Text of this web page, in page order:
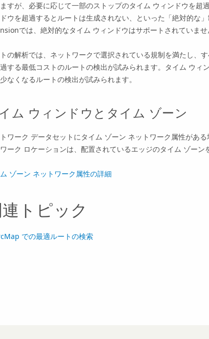
すが、必要に応じて一部のストップのタイム ウィンドウを超
ウを超過するとルートは生成されない、といった「絶対的な」
では、絶対的なタイム ウィンドウはサポートされていませ
の解析では、ネットワークで選択されている規制を満たし、
する最低コストのルートの検出が試みられます。タイム ウィ
なくなるルートの検出が試みられます。
ム ウィンドウとタイム ゾーン
ワーク データセットにタイム ゾーン ネットワーク属性があ
ーク ロケーションは、配置されているエッジのタイム ゾーン
ゾーン ネットワーク属性の詳細
トピック
での最適ルートの検索